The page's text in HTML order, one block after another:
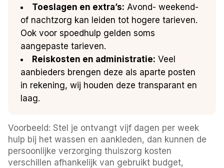
Toeslagen en extra’s: Avond- weekend-
of nachtzorg kan leiden tot hogere tarieven.
Ook voor spoedhulp gelden soms
aangepaste tarieven.
Reiskosten en administratie: Veel
aanbieders brengen deze als aparte posten
in rekening, wij houden deze transparant en
laag.
Voorbeeld: Stel je ontvangt vijf dagen per week
hulp bij het wassen en aankleden, dan kunnen de
persoonlijke verzorging thuiszorg kosten
verschillen afhankelijk van gebruikt budget,